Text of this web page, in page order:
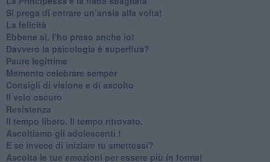
Si prega di entrare un’ansia alla volta!
​La felicità
​Ebbene sì, l’ho preso anche io!
​Davvero la psicologia è superflua?
Paure legittime
​Memento celebrare semper
​Consigli di visione e di ascolto
​Il velo oscuro
Resistenza
​Il tempo libero. Il tempo ritrovato.
Ascoltiamo gli adolescenti !
​E se invece di iniziare tu smettessi?
​Ascolta le tue emozioni per essere più in forma!